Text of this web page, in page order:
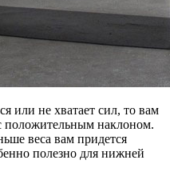
или не хватает сил, то вам
положительным наклоном.
веса вам придется
полезно для нижней